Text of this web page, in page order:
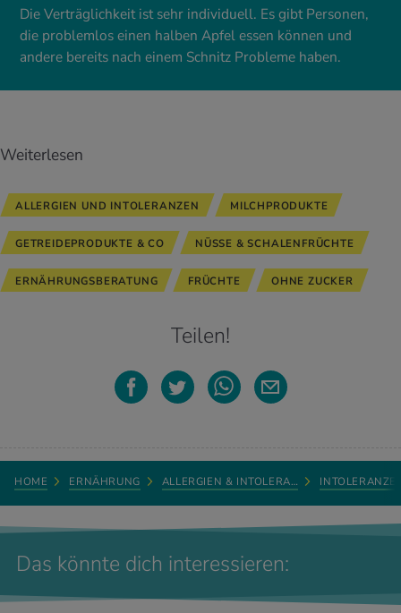
Die Verträglichkeit ist sehr individuell. Es gibt Personen,
die problemlos einen halben Apfel essen können und
andere bereits nach einem Schnitz Probleme haben.
Weiterlesen
ALLERGIEN UND INTOLERANZEN MILCHPRODUKTE
GETREIDEPRODUKTE & CO NÜSSE & SCHALENFRÜCHTE
ERNÄHRUNGSBERATUNG FRÜCHTE OHNE ZUCKER
Teilen!
HOME ERNÄHRUNG ALLERGIEN & INTOLERA…
Das könnte dich interessieren: